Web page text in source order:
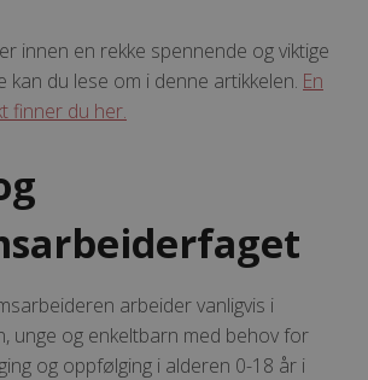
innen en rekke spennende og viktige
kan du lese om i denne artikkelen. En
finner du her.
arbeider vanligvis i
unge og enkeltbarn med behov for
og oppfølging i alderen 0-18 år i